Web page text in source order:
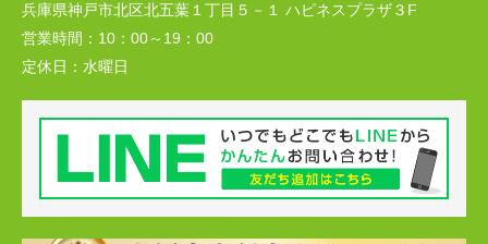
兵庫県神戸市北区北五葉１丁目５－１ ハピネスプラザ３F
営業時間： 10：00～19：00
定休日： 水曜日